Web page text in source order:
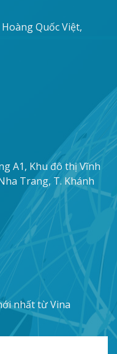
Quốc Việt,
A1, Khu đô thị Vĩnh
Trang, T. Khánh
nhất từ Vina